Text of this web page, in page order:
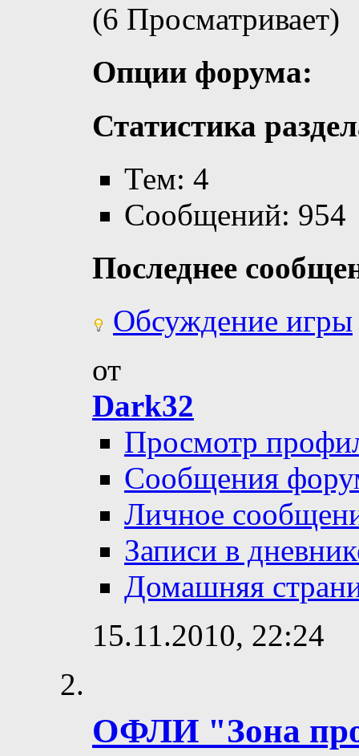
(6 Просматривает)
Опции форума:
Статистика
Тем: 4
Сообщений: 954
Последнее
Обсуждение игры
от
Dark32
Просмотр
Сообщения
Личное
Записи в
Домашняя
15.11.2010, 22:24
ОФЛИ "Зона